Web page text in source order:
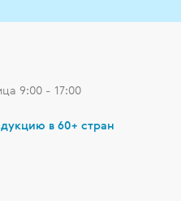
9:00 - 17:00
в 60+ стран